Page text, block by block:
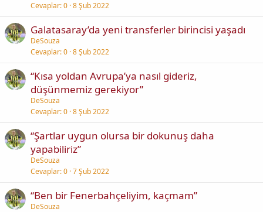
Cevaplar 0 8 Şub 2022
Galatasaray’da yeni transferler birincisi yaşadı
DeSouza
Cevaplar 0 8 Şub 2022
“Kısa yoldan Avrupa’ya nasıl gideriz,
düşünmemiz gerekiyor”
DeSouza
Cevaplar 0 8 Şub 2022
“Şartlar uygun olursa bir dokunuş daha
yapabiliriz”
DeSouza
Cevaplar 0 7 Şub 2022
“Ben bir Fenerbahçeliyim, kaçmam”
DeSouza